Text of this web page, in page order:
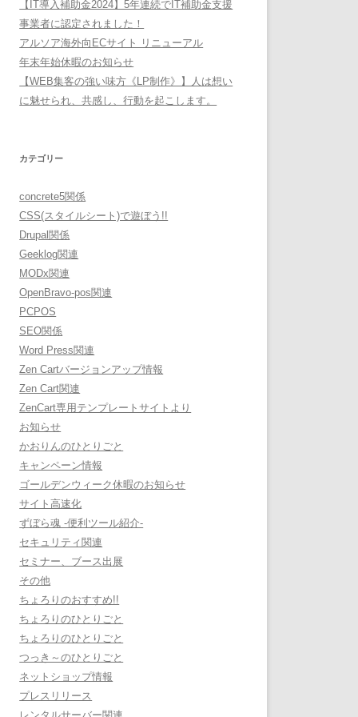
【IT導入補助金2024】5年連続でIT補助金支援
事業者に認定されました！
アルソア海外向ECサイト リニューアル
年末年始休暇のお知らせ
【WEB集客の強い味方《LP制作》】人は想い
に魅せられ、共感し、行動を起こします。
カテゴリー
concrete5関係
CSS(スタイルシート)で遊ぼう!!
Drupal関係
Geeklog関連
MODx関連
OpenBravo-pos関連
PCPOS
SEO関係
Word Press関連
Zen Cartバージョンアップ情報
Zen Cart関連
ZenCart専用テンプレートサイトより
お知らせ
かおりんのひとりごと
キャンペーン情報
ゴールデンウィーク休暇のお知らせ
サイト高速化
ずぼら魂 -便利ツール紹介-
セキュリティ関連
セミナー、ブース出展
その他
ちょろりのおすすめ!!
ちょろりのひとりごと
ちょろりのひとりごと
つっき～のひとりごと
ネットショップ情報
プレスリリース